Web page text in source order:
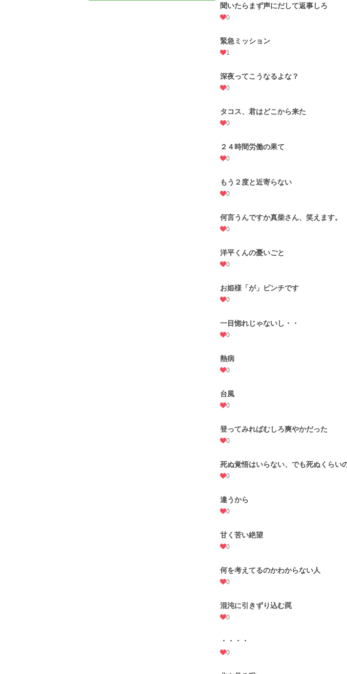
聞いたらまず声にだして返事しろ
0
緊急ミッション
1
深夜ってこうなるよな？
0
タコス、君はどこから来た
0
２４時間労働の果て
0
もう２度と近寄らない
0
何言うんですか真柴さん、笑えます。
0
洋平くんの憂いごと
0
お姫様「が」ピンチです
0
一目惚れじゃないし・・
0
熱病
0
台風
0
登ってみればむしろ爽やかだった
0
死ぬ覚悟はいらない、でも死ぬくらい
0
違うから
0
甘く苦い絶望
0
何を考えてるのかわからない人
0
混沌に引きずり込む罠
0
・・・・
0